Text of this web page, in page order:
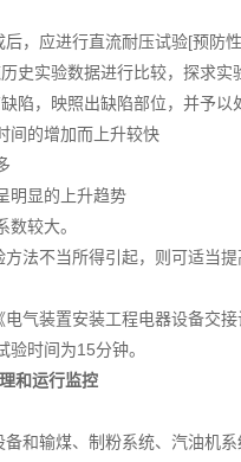
，应进行直流耐压试验[预防
史实验数据进行比较，探求
陷，映照出缺陷部位，并予以
间的增加而上升较快
明显的上升趋势
较大。
法不当所得引起，则可适当
气装置安装工程电器设备交
时间为15分钟。
和运行监控
和输煤、制粉系统、汽油机